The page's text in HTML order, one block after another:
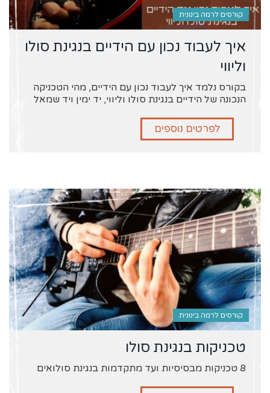
קורסים לרמה בינונית
איך לעבוד נכון עם הידיים בנגינת סולו
וליווי
בקורס נלמד איך לעבוד נכון עם הידיים, מהי הטכניקה
הנכונה של הידיים בנגינת סולו וליווי, יד ימין ויד שמאל
לפרטים נוספים
קורסים לרמה בינונית
טכניקות בנגינת סולו
8 טכניקות מבסיסיות ועד מתקדמות בנגינת סולואים